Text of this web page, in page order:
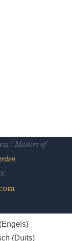
/ Masters of
(Engels)
(Duits)